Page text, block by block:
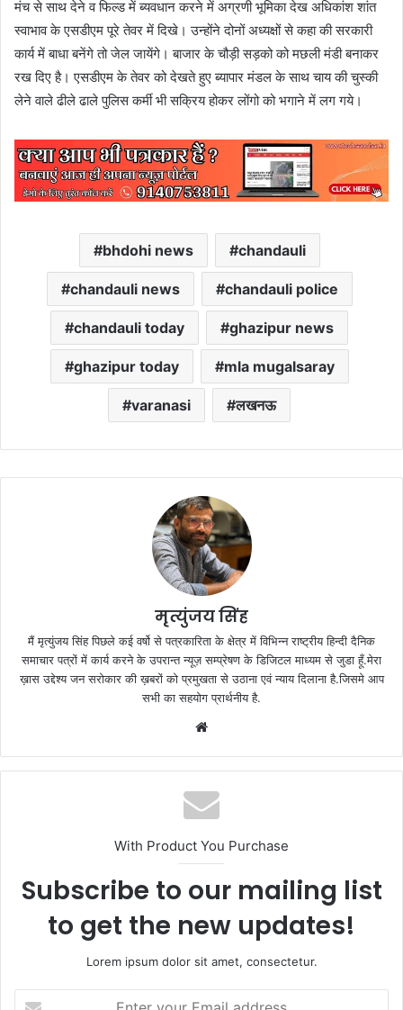
मंच से साथ देने व फिल्ड में ब्यवधान करने में अग्रणी भूमिका देख अधिकांश शांत
स्वाभाव के एसडीएम पूरे तेवर में दिखे। उन्होंने दोनों अध्यक्षों से कहा की सरकारी
कार्य में बाधा बनेंगे तो जेल जायेंगे। बाजार के चौड़ी सड़को को मछली मंडी बनाकर
रख दिए है। एसडीएम के तेवर को देखते हुए ब्यापार मंडल के साथ चाय की चुस्की
लेने वाले ढीले ढाले पुलिस कर्मी भी सक्रिय होकर लोंगो को भगाने में लग गये।
bhdohi news chandauli
chandauli news chandauli police
chandauli today ghazipur news
ghazipur today mla mugalsaray
varanasi लखनऊ
मृत्युंजय सिंह
मैं मृत्युंजय सिंह पिछले कई वर्षो से पत्रकारिता के क्षेत्र में विभिन्न राष्ट्रीय हिन्दी दैनिक
समाचार पत्रों में कार्य करने के उपरान्त न्यूज़ सम्प्रेषण के डिजिटल माध्यम से जुडा हूँ.मेरा
ख़ास उद्देश्य जन सरोकार की ख़बरों को प्रमुखता से उठाना एवं न्याय दिलाना है.जिसमे आप
सभी का सहयोग प्रार्थनीय है.
With Product You Purchase
Subscribe to our mailing list
to get the new updates!
Lorem ipsum dolor sit amet, consectetur.